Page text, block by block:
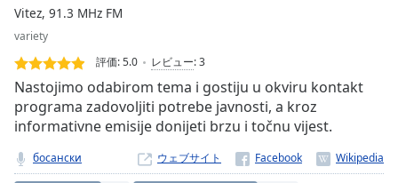
0.00%
Stream
TypeLIVE
live,
currently
behind
liveLIVE
Remaining
Time-
Vitez, 91.3 MHz FM
variety
評価:5.0 レビュー:3
Nastojimo odabirom tema i gostiju u okviru kontakt
programa zadovoljiti potrebe javnosti, a kroz
informativne emisije donijeti brzu i točnu vijest.
босански ウェブサイト